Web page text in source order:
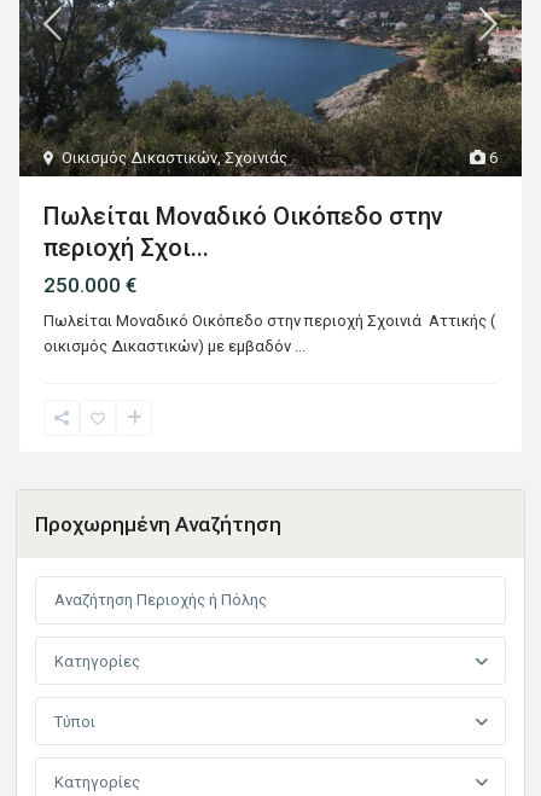
6
Οικισμός Δικαστικών,Σχοινιάς
Πωλείται Μοναδικό Οικόπεδο στην
περιοχή Σχοι...
250.000 €
Πωλείται Μοναδικό Οικόπεδο στην περιοχή Σχοινιά Αττικής (
οικισμός Δικαστικών) με εμβαδόν
Προχωρημένη Αναζήτηση
Κατηγορίες
Τύποι
Κατηγορίες